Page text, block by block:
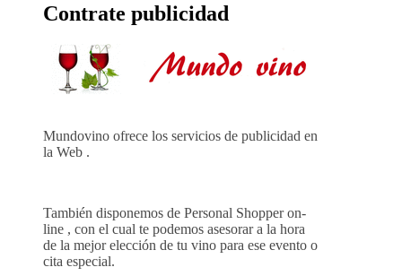
Contrate publicidad
Mundovino ofrece los servicios de publicidad en
la Web .
También disponemos de Personal Shopper on-
line , con el cual te podemos asesorar a la hora
de la mejor elección de tu vino para ese evento o
cita especial.